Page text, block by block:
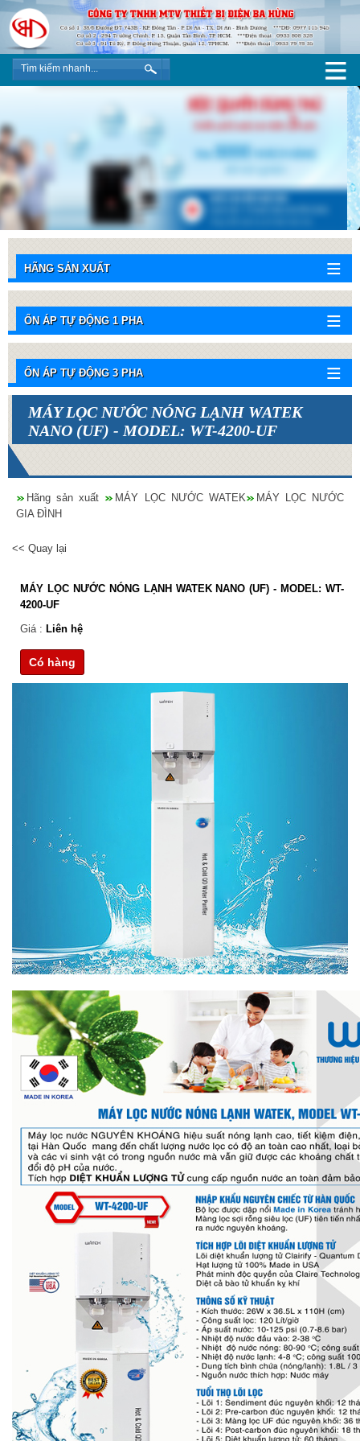
HÃNG SẢN XUẤT
ỔN ÁP TỰ ĐỘNG 1 PHA
ỔN ÁP TỰ ĐỘNG 3 PHA
MÁY LỌC NƯỚC NÓNG LẠNH WATEK
NANO (UF) - MODEL: WT-4200-UF
Hãng sản xuất MÁY LỌC NƯỚC WATEK
MÁY LỌC NƯỚC
GIA ĐÌNH
<< Quay lại
MÁY LỌC NƯỚC NÓNG LẠNH WATEK NANO (UF) - MODEL: WT-
4200-UF
Giá : Liên hệ
Có hàng